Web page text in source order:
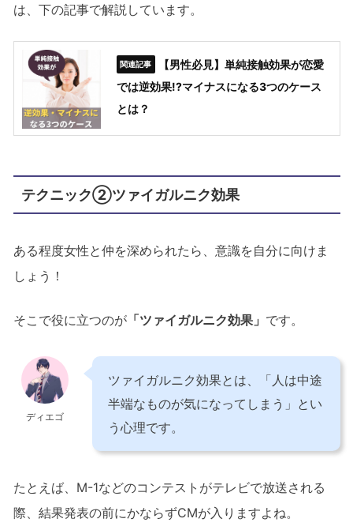
は、下の記事で解説しています。
【男性必見】単純接触効果が恋愛
では逆効果!?マイナスになる3つのケース
とは？
テクニック②ツァイガルニク効果
ある程度女性と仲を深められたら、意識を自分に向けま
しょう！
そこで役に立つのが「ツァイガルニク効果」 です。
ディエゴ
ツァイガルニク効果とは、「人は中途
半端なものが気になってしまう」とい
う心理です。
たとえば、M-1などのコンテストがテレビで放送される
際、結果発表の前にかならずCMが入りますよね。